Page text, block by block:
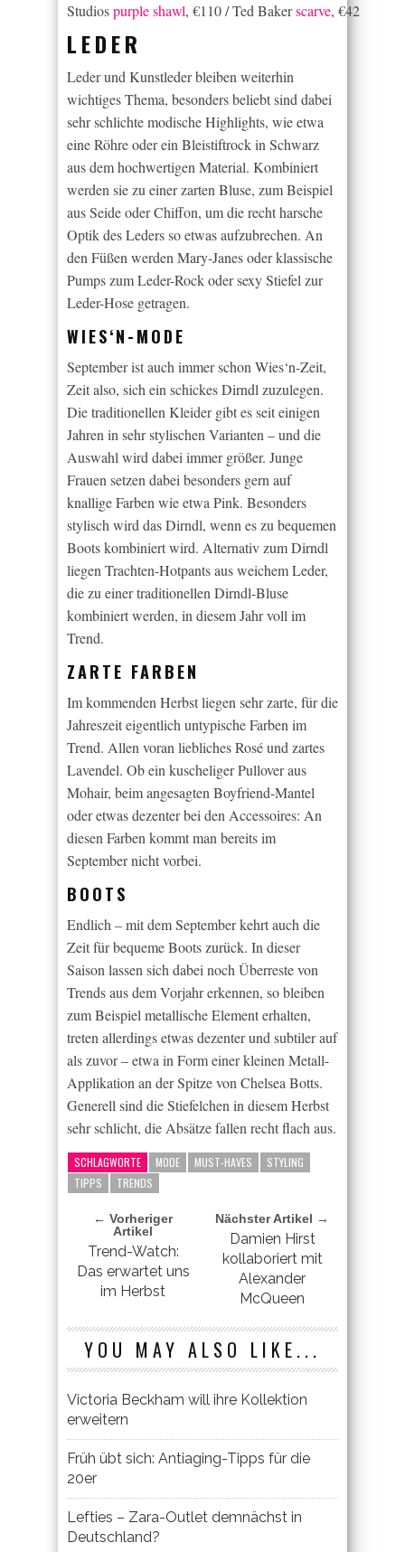
Studiospurple shawl, €110 / Ted Bakerscarve, €42
LEDER
Leder und Kunstleder bleiben weiterhin
wichtiges Thema, besonders beliebt sind dabei
sehr schlichte modische Highlights, wie etwa
eine Röhre oder ein Bleistiftrock in Schwarz
aus dem hochwertigen Material. Kombiniert
werden sie zu einer zarten Bluse, zum Beispiel
aus Seide oder Chiffon, um die recht harsche
Optik des Leders so etwas aufzubrechen. An
den Füßen werden Mary-Janes oder klassische
Pumps zum Leder-Rock oder sexy Stiefel zur
Leder-Hose getragen.
WIES‘N-MODE
September ist auch immer schon Wies‘n-Zeit,
Zeit also, sich ein schickes Dirndl zuzulegen.
Die traditionellen Kleider gibt es seit einigen
Jahren in sehr stylischen Varianten – und die
Auswahl wird dabei immer größer. Junge
Frauen setzen dabei besonders gern auf
knallige Farben wie etwa Pink. Besonders
stylisch wird das Dirndl, wenn es zu bequemen
Boots kombiniert wird. Alternativ zum Dirndl
liegen Trachten-Hotpants aus weichem Leder,
die zu einer traditionellen Dirndl-Bluse
kombiniert werden, in diesem Jahr voll im
Trend.
ZARTE FARBEN
Im kommenden Herbst liegen sehr zarte, für die
Jahreszeit eigentlich untypische Farben im
Trend. Allen voran liebliches Rosé und zartes
Lavendel. Ob ein kuscheliger Pullover aus
Mohair, beim angesagten Boyfriend-Mantel
oder etwas dezenter bei den Accessoires: An
diesen Farben kommt man bereits im
September nicht vorbei.
BOOTS
Endlich – mit dem September kehrt auch die
Zeit für bequeme Boots zurück. In dieser
Saison lassen sich dabei noch Überreste von
Trends aus dem Vorjahr erkennen, so bleiben
zum Beispiel metallische Element erhalten,
treten allerdings etwas dezenter und subtiler auf
als zuvor – etwa in Form einer kleinen Metall-
Applikation an der Spitze von Chelsea Botts.
Generell sind die Stiefelchen in diesem Herbst
sehr schlicht, die Absätze fallen recht flach aus.
SCHLAGWORTE MODE MUST-HAVES
STYLING
TIPPS
TRENDS
← Vorheriger
Artikel
Trend-Watch:
Das erwartet uns
im Herbst
Nächster Artikel →
Damien Hirst
kollaboriert mit
Alexander
McQueen
YOU MAY ALSO LIKE...
Victoria Beckham will ihre Kollektion
erweitern
Früh übt sich: Antiaging-Tipps für die
20er
Lefties – Zara-Outlet demnächst in
Deutschland?